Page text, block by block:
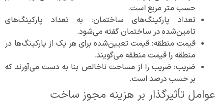
حسب متر مربع است.
تعداد پارکینگ‌های ساختمان: به تعداد پارکینگ‌های
تامین‌شده در ساختمان گفته می‌شود.
قیمت منطقه: قیمت تعیین‌شده برای هر یک از پارکینگ‌ها در
منطقه را قیمت منطقه می‌گویند.
ضریب: ضریب را از مساحت ناخالص بنا به دست می‌آورند که
بر حسب درصد است.
عوامل تأثیرگذار بر هزینه مجوز ساخت